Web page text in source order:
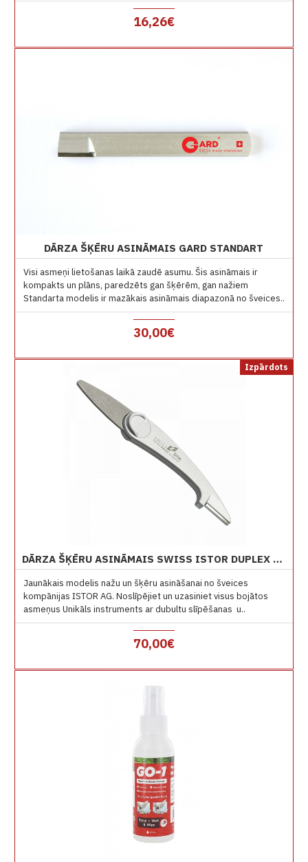
16,26€
DĀRZA ŠĶĒRU ASINĀMAIS GARD STANDART
Visi asmeņi lietošanas laikā zaudē asumu. Šis asināmais ir
kompakts un plāns, paredzēts gan šķērēm, gan nažiem
Standarta modelis ir mazākais asināmais diapazonā no šveices..
30,00€
Izpārdots
DĀRZA ŠĶĒRU ASINĀMAIS SWISS ISTOR DUPLEX SHARPENER
Jaunākais modelis nažu un šķēru asināšanai no šveices
kompānijas ISTOR AG. Noslīpējiet un uzasiniet visus bojātos
asmeņus Unikāls instruments ar dubultu slīpēšanas u..
70,00€